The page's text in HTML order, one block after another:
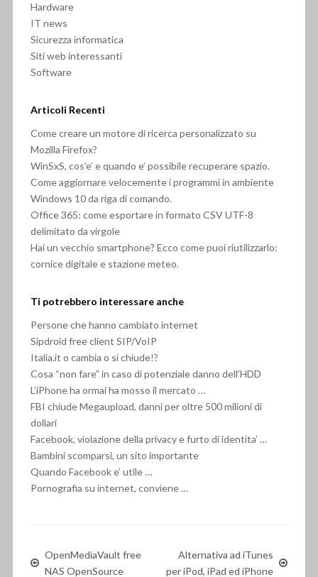
Hardware
IT news
Sicurezza informatica
Siti web interessanti
Software
Articoli Recenti
Come creare un motore di ricerca personalizzato su
Mozilla Firefox?
WinSxS, cos’e’ e quando e’ possibile recuperare spazio.
Come aggiornare velocemente i programmi in ambiente
Windows 10 da riga di comando.
Office 365: come esportare in formato CSV UTF-8
delimitato da virgole
Hai un vecchio smartphone? Ecco come puoi riutilizzarlo:
cornice digitale e stazione meteo.
Ti potrebbero interessare anche
Persone che hanno cambiato internet
Sipdroid free client SIP/VoIP
Italia.it o cambia o si chiude!?
Cosa “non fare” in caso di potenziale danno dell’HDD
L’iPhone ha ormai ha mosso il mercato …
FBI chiude Megaupload, danni per oltre 500 milioni di
dollari
Facebook, violazione della privacy e furto di identita’ …
Bambini scomparsi, un sito importante
Quando Facebook e’ utile …
Pornografia su internet, conviene …
OpenMediaVault free
NAS OpenSource
Alternativa ad iTunes
per iPod, iPad ed iPhone